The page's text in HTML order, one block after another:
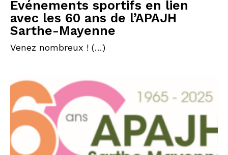
Evénements sportifs en lien
avec les 60 ans de l’APAJH
Sarthe-Mayenne
Venez nombreux ! (…)